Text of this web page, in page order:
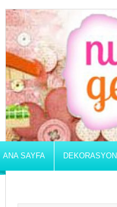
ANA SAYFA DEKORASYON